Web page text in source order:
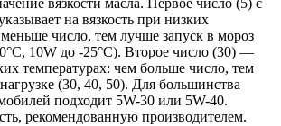
вязкости масла. Первое число (5) с
на вязкость при низких
число, тем лучше запуск в мороз
10W до -25°C). Второе число (30) —
температурах: чем больше число, тем
(30, 40, 50). Для большинства
подходит 5W-30 или 5W-40.
рекомендованную производителем.